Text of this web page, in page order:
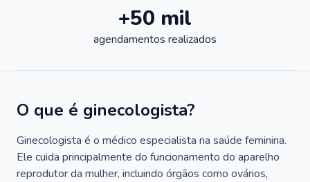
+50 mil
agendamentos realizados
O que é ginecologista?
Ginecologista é o médico especialista na saúde feminina.
Ele cuida principalmente do funcionamento do aparelho
reprodutor da mulher, incluindo órgãos como ovários,